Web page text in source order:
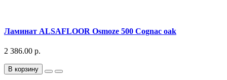
Ламинат ALSAFLOOR Osmoze 500 Cognac oak
2 386.00 р.
В корзину